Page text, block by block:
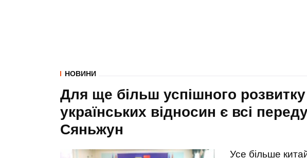
НОВИНИ
Для ще більш успішного
українських відносин є всі
Сяньжун
Усе більше